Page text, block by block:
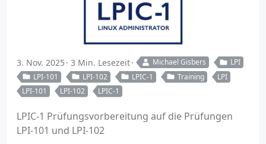
3. Nov. 2025 3 Min. Lesezeit Michael Gisbers
LPI
LPI-101
LPI-102 LPIC-1 Training
LPI
LPI-101
LPI-102 LPIC-1
LPIC-1 Prüfungsvorbereitung auf die Prüfungen
LPI-101 und LPI-102